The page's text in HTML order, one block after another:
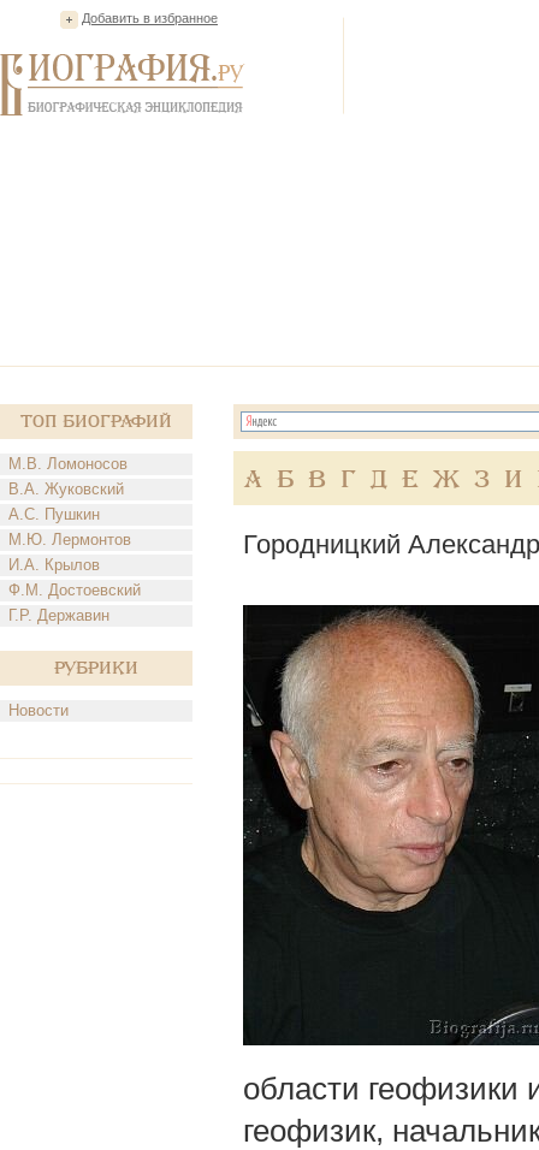
Добавить в избранное
Топ Биографий
М.В. Ломоносов
В.А. Жуковский
А.С. Пушкин
М.Ю. Лермонтов
И.А. Крылов
Ф.М. Достоевский
Г.Р. Державин
Рубрики
Новости
А Б В Г Д Е Ж З И
Городницкий
области геофизики
геофизик,